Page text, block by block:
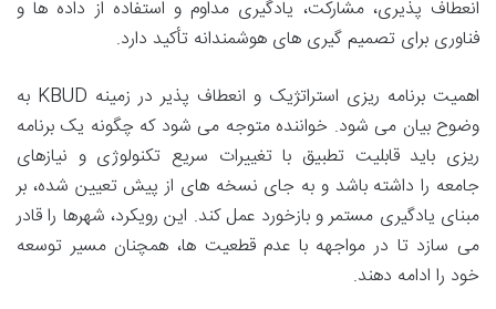
انعطاف پذیری، مشارکت، یادگیری مداوم و استفاده از داده ها و
فناوری برای تصمیم گیری های هوشمندانه تأکید دارد.
اهمیت برنامه ریزی استراتژیک و انعطاف پذیر در زمینه KBUD به
وضوح بیان می شود. خواننده متوجه می شود که چگونه یک برنامه
ریزی باید قابلیت تطبیق با تغییرات سریع تکنولوژی و نیازهای
جامعه را داشته باشد و به جای نسخه های از پیش تعیین شده، بر
مبنای یادگیری مستمر و بازخورد عمل کند. این رویکرد، شهرها را قادر
می سازد تا در مواجهه با عدم قطعیت ها، همچنان مسیر توسعه
خود را ادامه دهند.